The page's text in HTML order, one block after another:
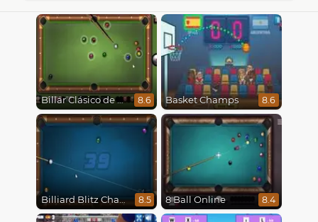
Billar Clásico de 8 Bolas 8.6 Basket Champs 8.6
Billiard Blitz Challenge 8.5 8 Ball Online 8.4